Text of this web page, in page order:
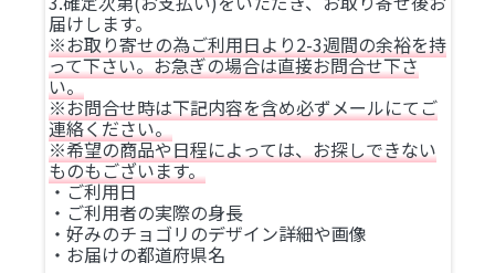
届けします。
※お取り寄せの為ご利用日より2-3週間の余裕を持
って下さい。お急ぎの場合は直接お問合せ下さ
い。
※お問合せ時は下記内容を含め必ずメールにてご
連絡ください。
※希望の商品や日程によっては、お探しできない
ものもございます。
・ご利用日
・ご利用者の実際の身長
・好みのチョゴリのデザイン詳細や画像
・お届けの都道府県名